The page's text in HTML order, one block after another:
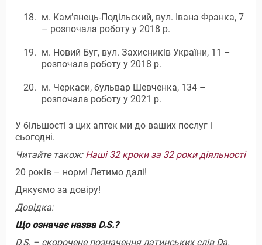
м. Кам’янець-Подільский, вул. Івана Франка, 7
– розпочала роботу у 2018 р.
м. Новий Буг, вул. Захисників України, 11 –
розпочала роботу у 2018 р.
м. Черкаси, бульвар Шевченка, 134 –
розпочала роботу у 2021 р.
У більшості з цих аптек ми до ваших послуг і
сьогодні.
Читайте також: Наші 32 кроки за 32 роки діяльності
20 років – норм! Летимо далі!
Дякуємо за довіру!
Довідка:
Що означає назва D.S.?
D.S. – скорочене позначення латинських слів Dа.